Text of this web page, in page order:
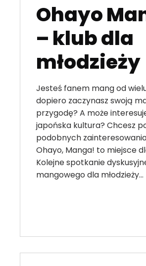
Ohayo
– klub dla
młodzieży
Jesteś fanem mang od
dopiero zaczynasz swoją
przygodę? A może
japońska kultura? Chcesz
podobnych
Ohayo, Manga! to miejsce
Kolejne spotkanie
mangowego dla młodzieży…